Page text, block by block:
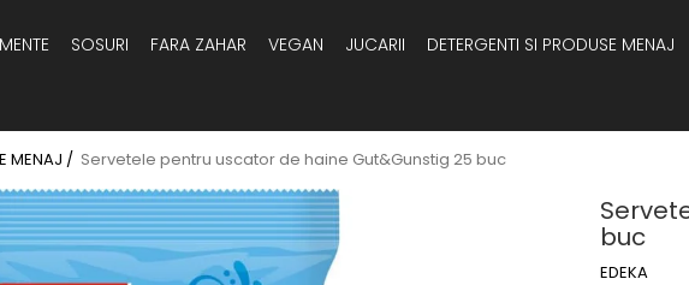
SOSURI FARA ZAHAR VEGAN JUCARII DETERGENTI SI PRODUSE MENAJ
MENAJ / Servetele pentru uscator de haine Gut&Gunstig 25 buc
buc
EDEKA